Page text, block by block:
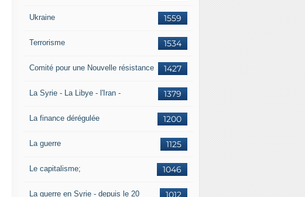
1559
Ukraine
1534
Terrorisme
1427
Comité pour une Nouvelle résistance
1379
La Syrie - La Libye - l'Iran -
1200
La finance dérégulée
1125
La guerre
1046
Le capitalisme;
1012
La guerre en Syrie - depuis le 20